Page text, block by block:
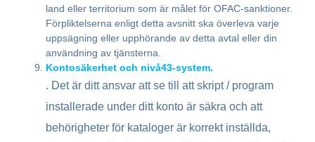
land eller territorium som är målet för OFAC-sanktioner.
Förpliktelserna enligt detta avsnitt ska överleva varje
uppsägning eller upphörande av detta avtal eller din
användning av tjänsterna.
Kontosäkerhet och nivå43-system.
. Det är ditt ansvar att se till att skript / program
installerade under ditt konto är säkra och att
behörigheter för kataloger är korrekt inställda,